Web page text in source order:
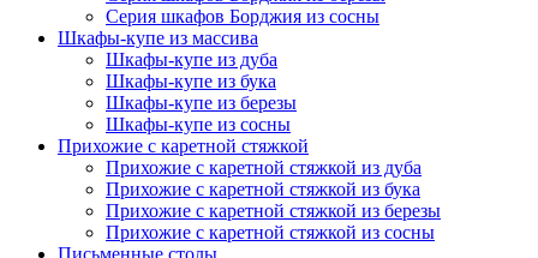
Серия шкафов Борджия из сосны
Шкафы-купе из массива
Шкафы-купе из дуба
Шкафы-купе из бука
Шкафы-купе из березы
Шкафы-купе из сосны
Прихожие с каретной стяжкой
Прихожие с каретной стяжкой из дуба
Прихожие с каретной стяжкой из бука
Прихожие с каретной стяжкой из березы
Прихожие с каретной стяжкой из сосны
Письменные столы